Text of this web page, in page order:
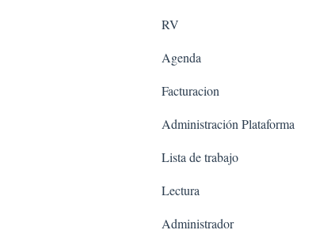
PACS
RV
Agenda
Facturacion
Administración Plataforma
Lista de trabajo
Lectura
Administrador